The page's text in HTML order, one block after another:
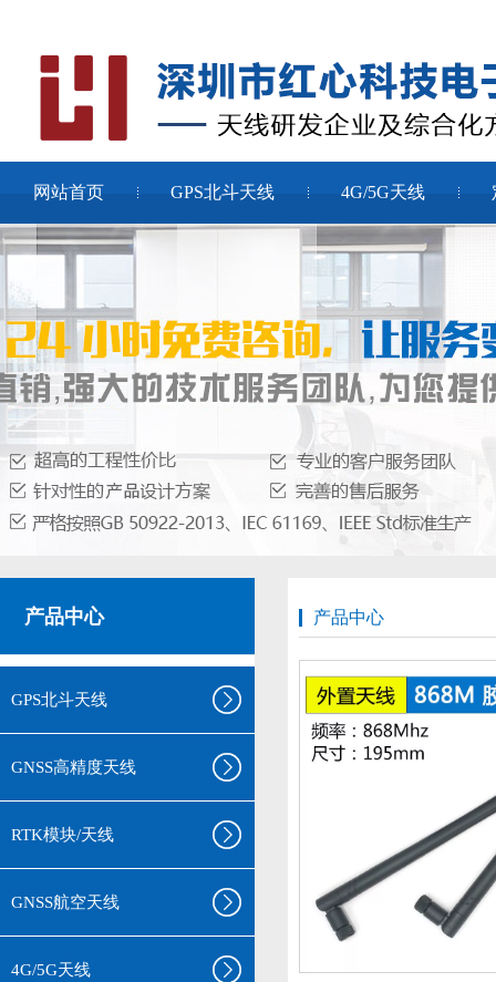
网站首页 GPS北斗天线 4G/5G天线
产品中心
GPS北斗天线
GNSS高精度天线
RTK模块/天线
GNSS航空天线
4G/5G天线
产品中心